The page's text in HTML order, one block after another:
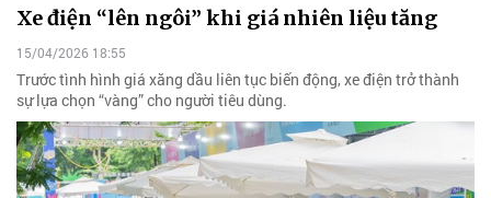
Xe điện “lên ngôi” khi giá nhiên liệu tăng
15/04/2026 18:55
Trước tình hình giá xăng dầu liên tục biến động, xe điện trở thành
sự lựa chọn “vàng” cho người tiêu dùng.